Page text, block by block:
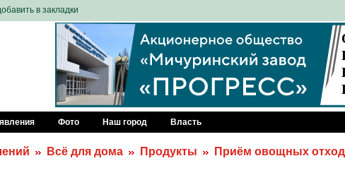
в закладки
Фото Наш город Власть
Всё для дома Продукты Приём овощных